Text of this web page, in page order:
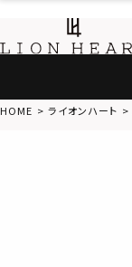
HOME ライオンハート